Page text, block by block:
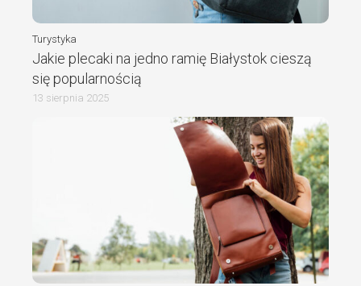
Turystyka
Jakie plecaki na jedno ramię Białystok cieszą
się popularnością
13 sierpnia 2025